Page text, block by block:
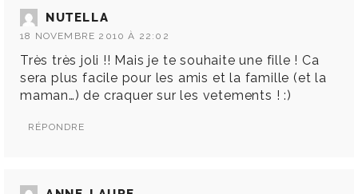
NUTELLA
18 NOVEMBRE 2010 À 22:02
Très très joli !! Mais je te souhaite une fille ! Ca
sera plus facile pour les amis et la famille (et la
maman…) de craquer sur les vetements ! :)
RÉPONDRE